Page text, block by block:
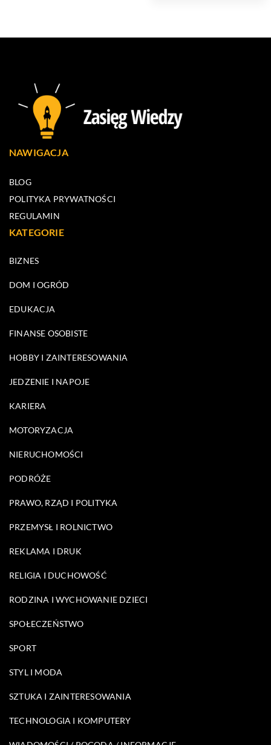
NAWIGACJA
BLOG
POLITYKA PRYWATNOŚCI
REGULAMIN
KATEGORIE
BIZNES
DOM I OGRÓD
EDUKACJA
FINANSE OSOBISTE
HOBBY I ZAINTERESOWANIA
JEDZENIE I NAPOJE
KARIERA
MOTORYZACJA
NIERUCHOMOŚCI
PODRÓŻE
PRAWO, RZĄD I POLITYKA
PRZEMYSŁ I ROLNICTWO
REKLAMA I DRUK
RELIGIA I DUCHOWOŚĆ
RODZINA I WYCHOWANIE DZIECI
SPOŁECZEŃSTWO
SPORT
STYL I MODA
SZTUKA I ZAINTERESOWANIA
TECHNOLOGIA I KOMPUTERY